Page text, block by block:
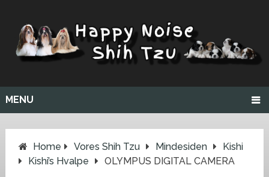
MENU
Home Vores Shih Tzu Mindesiden
Kishi
Kishi’s Hvalpe
OLYMPUS DIGITAL CAMERA